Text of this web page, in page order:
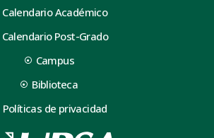
Calendario Académico
Calendario Post-Grado
Campus
Biblioteca
Políticas de privacidad